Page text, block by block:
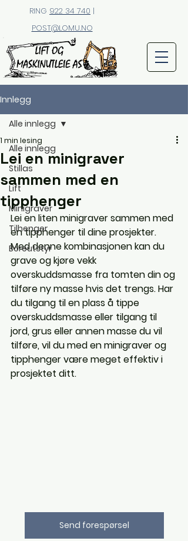
RING 922 34 740 |
POST@LOMU.NO
Innlegg
Alle innlegg
Stillas
Lift
Minigraver
Tilhenger
Boreutstyr
Alle innlegg
Lei en minigraver
sammen med en
tipphenger
1 min lesing
Lei en liten minigraver sammen med
en tipphenger til dine prosjekter.
Med denne kombinasjonen kan du
grave og kjøre vekk
overskuddsmasse fra tomten din og
tilføre ny masse hvis det trengs. Har
du tilgang til en plass å tippe
overskuddsmasse eller tilgang til
jord, grus eller annen masse du vil
tilføre, vil du med en minigraver og
tipphenger være meget effektiv i
prosjektet ditt.
Send forespørsel